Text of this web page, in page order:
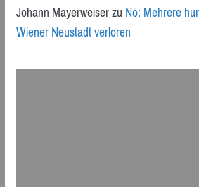
Johann MayerweiserzuNö: Mehrere
Wiener Neustadt verloren